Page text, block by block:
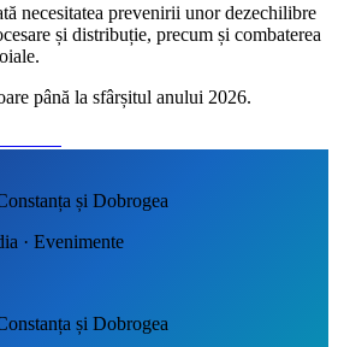
necesitatea prevenirii unor dezechilibre
și distribuție, precum și combaterea
până la sfârșitul anului 2026.
și Dobrogea
· Evenimente
și Dobrogea